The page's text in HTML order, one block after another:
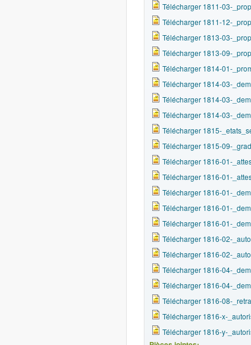
Télécharger 1811-03-
Télécharger 1811-12-
Télécharger 1813-03-
Télécharger 1813-09-
Télécharger 1814-01-
Télécharger 1814-03-
Télécharger 1814-03-
Télécharger 1814-03-
Télécharger 1815-
Télécharger 1815-09-
Télécharger 1816-01-
Télécharger 1816-01-
Télécharger 1816-01-
Télécharger 1816-01-
Télécharger 1816-01-
Télécharger 1816-02-
Télécharger 1816-02-
Télécharger 1816-04-
Télécharger 1816-04-
Télécharger 1816-08-
Télécharger 1816-x-
Télécharger 1816-y-